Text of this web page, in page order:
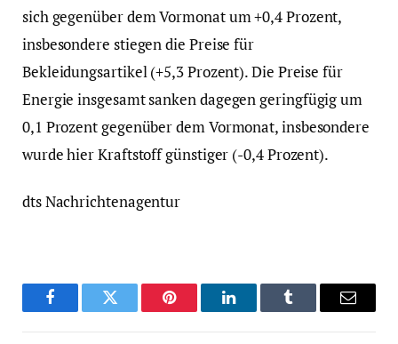
sich gegenüber dem Vormonat um +0,4 Prozent,
insbesondere stiegen die Preise für
Bekleidungsartikel (+5,3 Prozent). Die Preise für
Energie insgesamt sanken dagegen geringfügig um
0,1 Prozent gegenüber dem Vormonat, insbesondere
wurde hier Kraftstoff günstiger (-0,4 Prozent).
dts Nachrichtenagentur
FacebookTwitter Pinterest LinkedInTumblr Email